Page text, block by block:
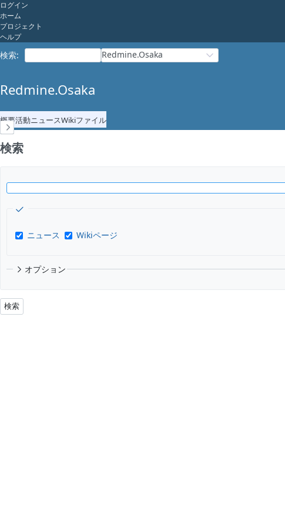
ログイン
ホーム
プロジェクト
ヘルプ
検索: Redmine.Osaka
Redmine.Osaka
概要活動ニュースWikiファイル
検索
索
ニュース Wikiページ
オプション